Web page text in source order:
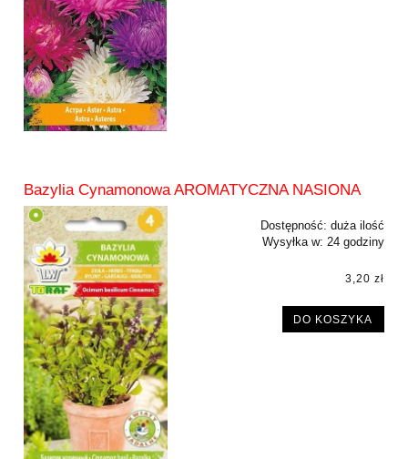
Bazylia Cynamonowa AROMATYCZNA NASIONA
Dostępność: duża ilość
Wysyłka w: 24 godziny
3,20 zł
DO KOSZYKA